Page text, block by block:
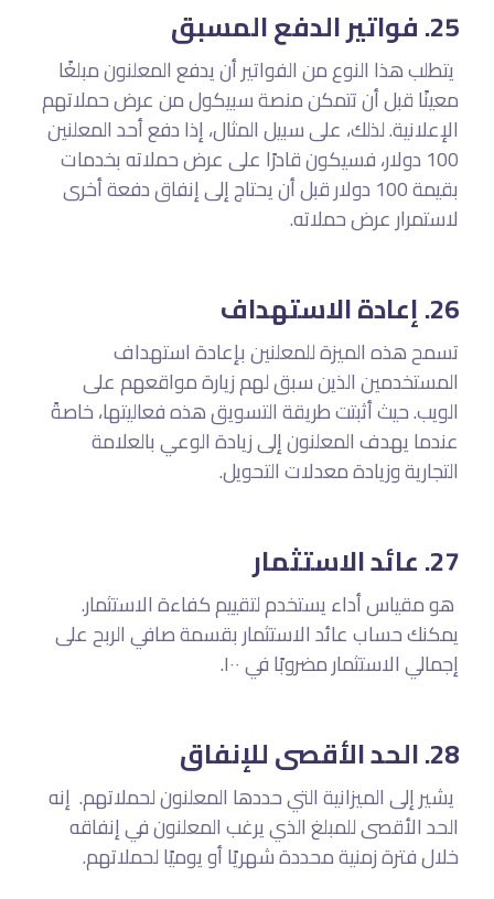
25. فواتير الدفع المسبق
يتطلب هذا النوع من الفواتير أن يدفع المعلنون مبلغًا
معينًا قبل أن تتمكن منصة سبيكول من عرض حملاتهم
الإعلانية. لذلك، على سبيل المثال، إذا دفع أحد المعلنين
100 دولار، فسيكون قادرًا على عرض حملاته بخدمات
بقيمة 100 دولار قبل أن يحتاج إلى إنفاق دفعة أخرى
لاستمرار عرض حملاته.
26. إعادة الاستهداف
تسمح هذه الميزة للمعلنين بإعادة استهداف
المستخدمين الذين سبق لهم زيارة مواقعهم على
الويب. حيث أثبتت طريقة التسويق هذه فعاليتها، خاصةً
عندما يهدف المعلنون إلى زيادة الوعي بالعلامة
التجارية وزيادة معدلات التحويل.
27. عائد الاستثمار
هو مقياس أداء يستخدم لتقييم كفاءة الاستثمار.
يمكنك حساب عائد الاستثمار بقسمة صافي الربح على
إجمالي الاستثمار مضروبًا في ١٠٠.
28. الحد الأقصى للإنفاق
يشير إلى الميزانية التي حددها المعلنون لحملاتهم. إنه
الحد الأقصى للمبلغ الذي يرغب المعلنون في إنفاقه
خلال فترة زمنية محددة شهريًا أو يوميًا لحملاتهم.